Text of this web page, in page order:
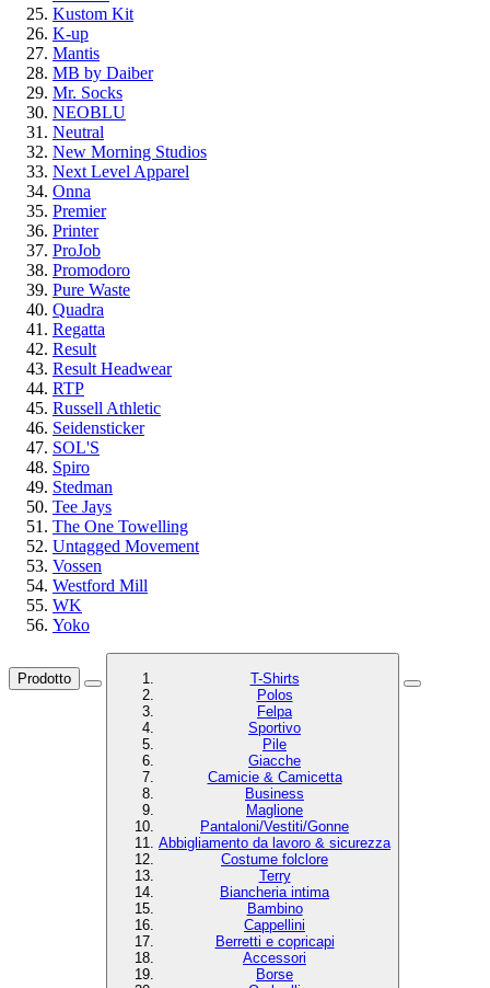
Kustom Kit
K-up
Mantis
MB by Daiber
Mr. Socks
NEOBLU
Neutral
New Morning Studios
Next Level Apparel
Onna
Premier
Printer
ProJob
Promodoro
Pure Waste
Quadra
Regatta
Result
Result Headwear
RTP
Russell Athletic
Seidensticker
SOL'S
Spiro
Stedman
Tee Jays
The One Towelling
Untagged Movement
Vossen
Westford Mill
WK
Yoko
Prodotto
T-Shirts
Polos
Felpa
Sportivo
Pile
Giacche
Camicie & Camicetta
Business
Maglione
Pantaloni/Vestiti/Gonne
Abbigliamento da lavoro & sicurezza
Costume folclore
Terry
Biancheria intima
Bambino
Cappellini
Berretti e copricapi
Accessori
Borse